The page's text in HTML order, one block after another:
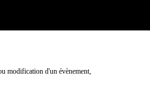
modification d'un évènement,